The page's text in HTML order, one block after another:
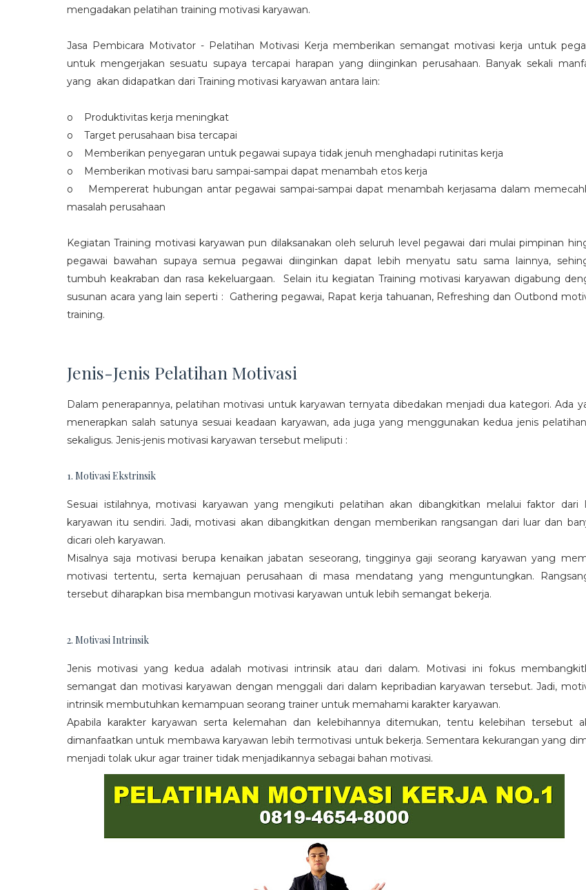
mengadakan pelatihan training motivasi karyawan.
Jasa Pembicara Motivator - Pelatihan Motivasi Kerja memberikan semangat motivasi kerja untuk
untuk mengerjakan sesuatu supaya tercapai harapan yang diinginkan perusahaan. Banyak sekali
yang akan didapatkan dari Training motivasi karyawan antara lain:
o Produktivitas kerja meningkat
o Target perusahaan bisa tercapai
o Memberikan penyegaran untuk pegawai supaya tidak jenuh menghadapi rutinitas kerja
o Memberikan motivasi baru sampai-sampai dapat menambah etos kerja
o Mempererat hubungan antar pegawai sampai-sampai dapat menambah kerjasama dalam
masalah perusahaan
Kegiatan Training motivasi karyawan pun dilaksanakan oleh seluruh level pegawai dari mulai pimpinan
pegawai bawahan supaya semua pegawai diinginkan dapat lebih menyatu satu sama lainnya,
tumbuh keakraban dan rasa kekeluargaan. Selain itu kegiatan Training motivasi karyawan digabung
susunan acara yang lain seperti : Gathering pegawai, Rapat kerja tahuanan, Refreshing dan Outbond
training.
Jenis-Jenis Pelatihan Motivasi
Dalam penerapannya, pelatihan motivasi untuk karyawan ternyata dibedakan menjadi dua kategori. Ada
menerapkan salah satunya sesuai keadaan karyawan, ada juga yang menggunakan kedua jenis
sekaligus. Jenis-jenis motivasi karyawan tersebut meliputi :
1. Motivasi Ekstrinsik
Sesuai istilahnya, motivasi karyawan yang mengikuti pelatihan akan dibangkitkan melalui faktor dari
karyawan itu sendiri. Jadi, motivasi akan dibangkitkan dengan memberikan rangsangan dari luar dan
dicari oleh karyawan.
Misalnya saja motivasi berupa kenaikan jabatan seseorang, tingginya gaji seorang karyawan yang
motivasi tertentu, serta kemajuan perusahaan di masa mendatang yang menguntungkan.
tersebut diharapkan bisa membangun motivasi karyawan untuk lebih semangat bekerja.
2. Motivasi Intrinsik
Jenis motivasi yang kedua adalah motivasi intrinsik atau dari dalam. Motivasi ini fokus
semangat dan motivasi karyawan dengan menggali dari dalam kepribadian karyawan tersebut. Jadi,
intrinsik membutuhkan kemampuan seorang trainer untuk memahami karakter karyawan.
Apabila karakter karyawan serta kelemahan dan kelebihannya ditemukan, tentu kelebihan tersebut
dimanfaatkan untuk membawa karyawan lebih termotivasi untuk bekerja. Sementara kekurangan yang
menjadi tolak ukur agar trainer tidak menjadikannya sebagai bahan motivasi.